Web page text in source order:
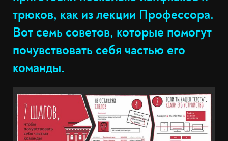
трюков, как из лекции Профессора.
Вот семь советов, которые помогут
почувствовать себя частью его
команды.